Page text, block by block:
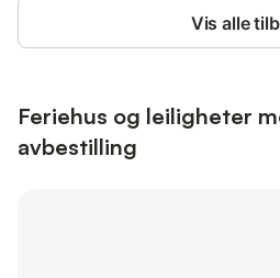
Vis alle
Feriehus og leiligheter
avbestilling